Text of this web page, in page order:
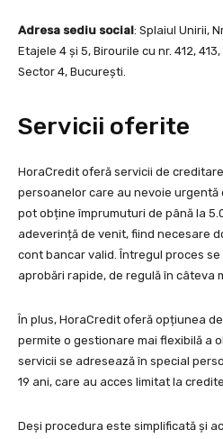
Adresa sediu social: Splaiul Unirii,
Etajele 4 și 5, Birourile cu nr. 412, 413,
Sector 4, București.
Servicii oferite
HoraCredit oferă servicii de
persoanelor care au nevoie urgentă
pot obține împrumuturi de până la
adeverință de venit, fiind necesare
cont bancar valid. Întregul proces
aprobări rapide, de regulă în câteva
În plus, HoraCredit oferă opțiunea
permite o gestionare mai flexibilă a
servicii se adresează în special
19 ani, care au acces limitat la
Deși procedura este simplificată și